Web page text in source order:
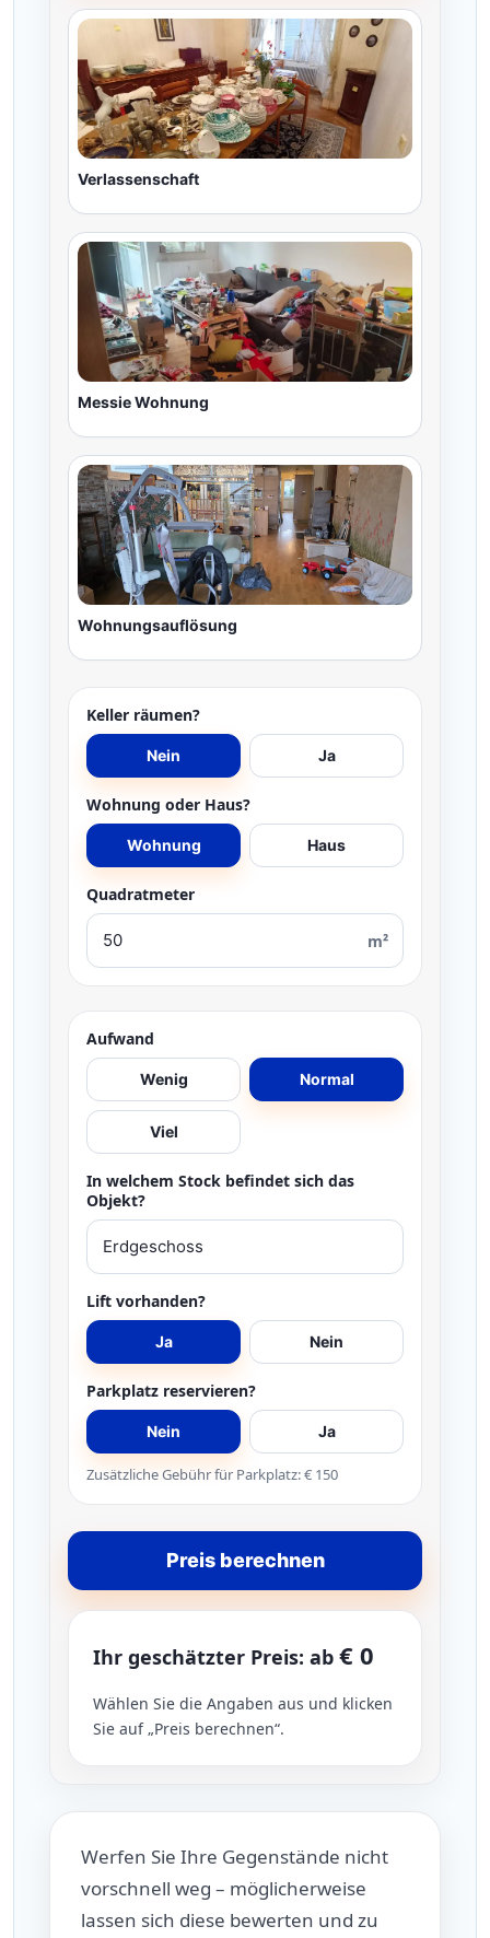
Verlassenschaft
Messie Wohnung
Wohnungsauflösung
Keller räumen?
Nein Ja
Wohnung oder Haus?
Wohnung Haus
Quadratmeter
m²
Aufwand
Wenig Normal
Viel
In welchem Stock befindet sich das
Objekt?
Lift vorhanden?
Ja Nein
Parkplatz reservieren?
Nein Ja
Zusätzliche Gebühr für Parkplatz: € 150
Preis berechnen
Ihr geschätzter Preis: ab € 0
Wählen Sie die Angaben aus und klicken
Sie auf „Preis berechnen“.
Werfen Sie Ihre Gegenstände nicht
vorschnell weg – möglicherweise
lassen sich diese bewerten und zu